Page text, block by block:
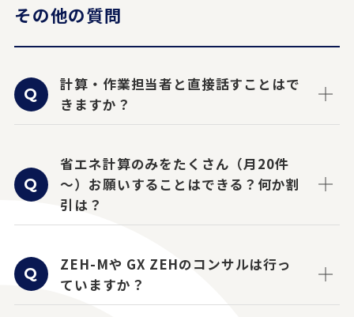
その他の質問
計算・作業担当者と直接話すことはで
きますか？
省エネ計算のみをたくさん（月20件
～）お願いすることはできる？何か割
引は？
ZEH-Mや GX ZEHのコンサルは行っ
ていますか？